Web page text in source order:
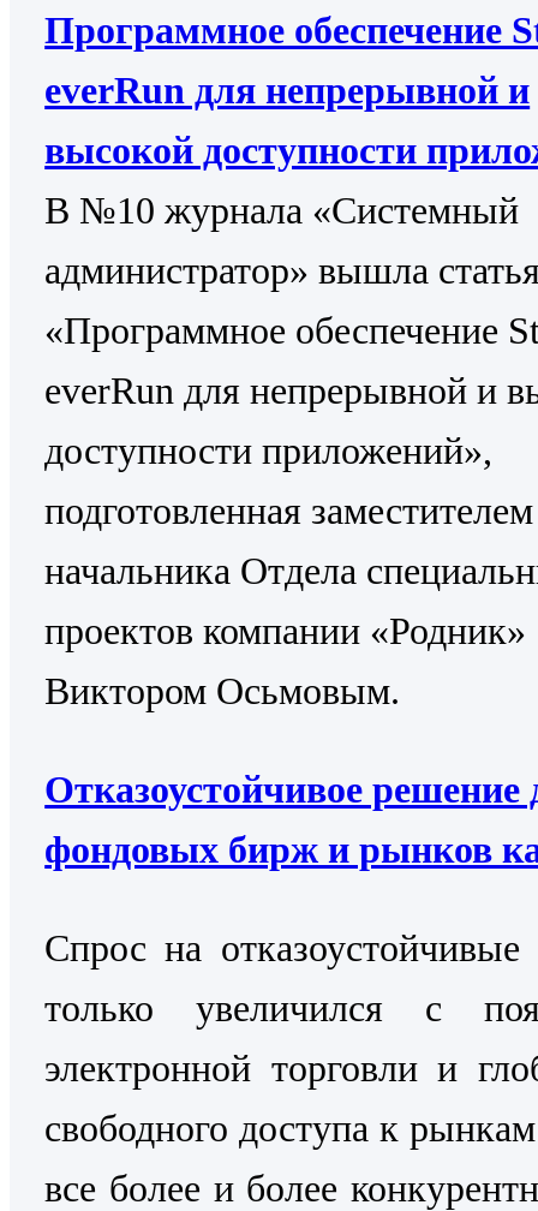
Программное обеспечение
everRun для непрерывной и
высокой доступности
В №10 журнала «Системный
администратор» вышла
«Программное обеспечение
everRun для непрерывной и
доступности приложений»,
подготовленная заместителем
начальника Отдела
проектов компании «Родник»
Виктором Осьмовым.
Отказоустойчивое решение
фондовых бирж и рынков
Cпрос на
только увеличился с
электронной торговли и
свободного доступа к
все более и более